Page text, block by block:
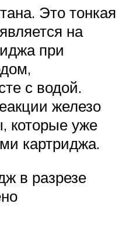
Это тонкая
на
при
с водой.
железо
которые уже
картриджа.
в разрезе